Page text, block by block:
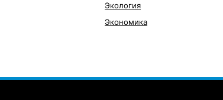
Экология
Экономика